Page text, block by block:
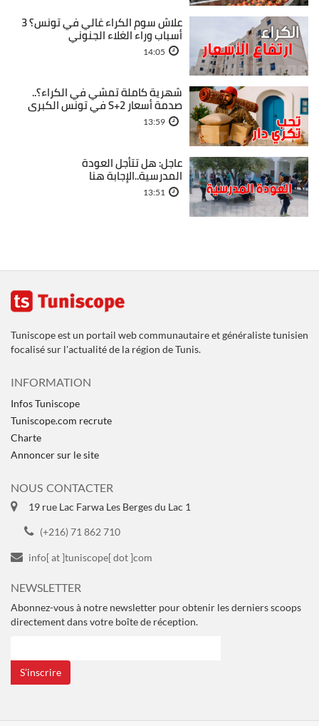
علاش سوم الكراء غالي في تونس؟ 3
أسباب وراء الغلاء الجنوني
14:05
شهرية كاملة تمشي في الكراء؟..
صدمة أسعار S+2 في تونس الكبرى
13:59
عاجل: هل تتأجل العودة
المدرسية..الإجابة هنا
13:51
Tuniscope est un portail web communautaire et généraliste tunisien
focalisé sur l'actualité de la région de Tunis.
INFORMATION
Infos Tuniscope
Tuniscope.com recrute
Charte
Annoncer sur le site
NOUS CONTACTER
19 rue Lac Farwa Les Berges du Lac 1
(+216) 71 862 710
info[ at ]tuniscope[ dot ]com
NEWSLETTER
Abonnez-vous à notre newsletter pour obtenir les derniers scoops
directement dans votre boîte de réception.
S’inscrire